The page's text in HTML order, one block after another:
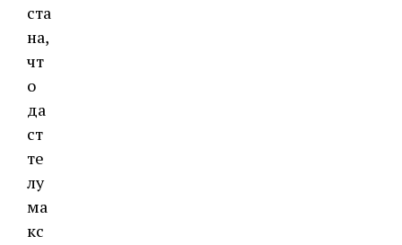
ста
на,
чт
о
да
ст
те
лу
ма
кс